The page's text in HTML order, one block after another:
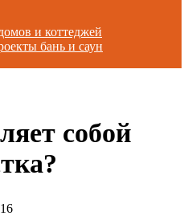
и коттеджей
бань и саун
собой
16